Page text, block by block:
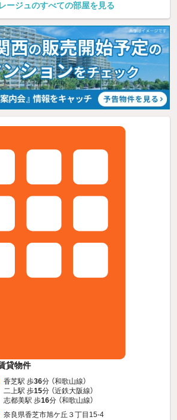
ージュのすべての部屋を見る
貸物件
香芝駅 歩36分 （和歌山線）
二上駅 歩15分 （近鉄大阪線）
志都美駅 歩16分 （和歌山線）
奈良県香芝市旭ケ丘３丁目15-4